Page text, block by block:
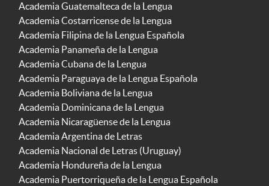
Academia Guatemalteca de la Lengua
Academia Costarricense de la Lengua
Academia Filipina de la Lengua Española
Academia Panameña de la Lengua
Academia Cubana de la Lengua
Academia Paraguaya de la Lengua Española
Academia Boliviana de la Lengua
Academia Dominicana de la Lengua
Academia Nicaragüense de la Lengua
Academia Argentina de Letras
Academia Nacional de Letras (Uruguay)
Academia Hondureña de la Lengua
Academia Puertorriqueña de la Lengua Española